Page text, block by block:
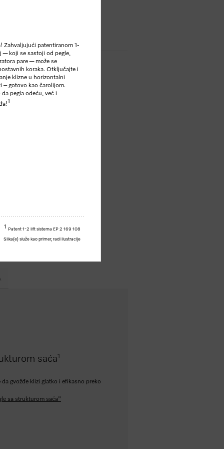
saća1
gvožđe klizi glatko i efikasno preko
sa strukturom saća"
Zahvaljujući patentiranom 1-
— koji se sastoji od pegle,
pare — može se
koraka. Otključajte i
klizne u horizontalni
– gotovo kao čarolijom.
pegla odeću, već i
1
1 Patent 1-2 lift sistema EP 2 169 108
Slika(e) služe kao primer, radi ilustracije